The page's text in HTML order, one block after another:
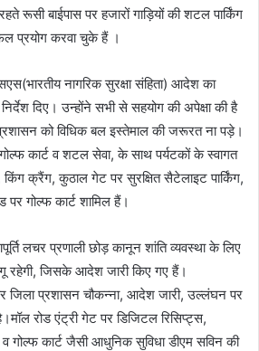
रूसी बाईपास पर हजारों गाड़ियों की शटल पार्किंग
प्रयोग करवा चुके हैं ।
नागरिक सुरक्षा संहिता) आदेश का
दिए। उन्होंने सभी से सहयोग की अपेक्षा की है
को विधिक बल इस्तेमाल की जरूरत ना पड़े।
कार्ट व शटल सेवा, के साथ पर्यटकों के स्वागत
किंग क्रैंग, कुठाल गेट पर सुरक्षित सैटेलाइट पार्किंग,
गोल्फ कार्ट शामिल हैं।
लचर प्रणाली छोड़ कानून शांति व्यवस्था के लिए
रहेगी, जिसके आदेश जारी किए गए हैं।
जिला प्रशासन चौकन्ना, आदेश जारी, उल्लंघन पर
रोड एंट्री गेट पर डिजिटल रिसिप्ट्स,
गोल्फ कार्ट जैसी आधुनिक सुविधा डीएम सविन की